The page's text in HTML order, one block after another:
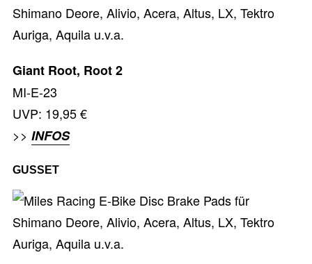
Giant Root, Root 2
MI-E-23
UVP: 19,95 €
>> INFOS
GUSSET